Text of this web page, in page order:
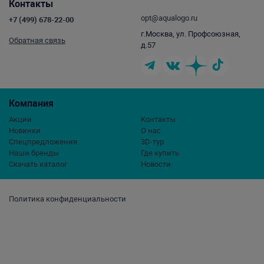
Политика конфиденциальности
Компания
Акции
Новинки
Спецпредложения
Наши бренды
Скачать каталог
Контакты
О нас
3D-тур
Где купить
Новости
Контакты
+7 (499) 678-22-00
Обратная связь
opt@aqualogo.ru
г.Москва, ул. Профсоюзная,
д.57